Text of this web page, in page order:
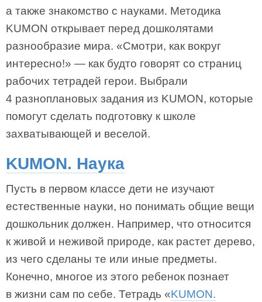
а также знакомство с науками. Методика
KUMON открывает перед дошколятами
разнообразие мира. «Смотри, как вокруг
интересно!» — как будто говорят со страниц
рабочих тетрадей герои. Выбрали
4 разноплановых задания из KUMON, которые
помогут сделать подготовку к школе
захватывающей и веселой.
KUMON. Наука
Пусть в первом классе дети не изучают
естественные науки, но понимать общие вещи
дошкольник должен. Например, что относится
к живой и неживой природе, как растет дерево,
из чего сделаны те или иные предметы.
Конечно, многое из этого ребенок познает
в жизни сам по себе. Тетрадь «KUMON.